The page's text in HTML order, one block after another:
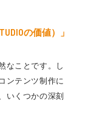
の価値）」
なことです。し
ンテンツ制作に
いくつかの深刻